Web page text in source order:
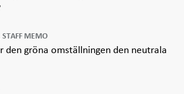
MEMO
den gröna omställningen den neutrala